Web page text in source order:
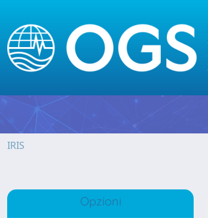
IRIS
Opzioni